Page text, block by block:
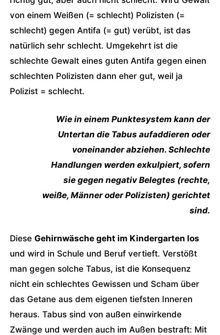
von einem Weißen (= schlecht) Polizisten (=
schlecht) gegen Antifa (= gut) verübt, ist das
natürlich sehr schlecht. Umgekehrt ist die
schlechte Gewalt eines guten Antifa gegen einen
schlechten Polizisten dann eher gut, weil ja
Polizist = schlecht.
Wie in einem Punktesystem kann der
Untertan die Tabus aufaddieren oder
voneinander abziehen. Schlechte
Handlungen werden exkulpiert, sofern
sie gegen negativ Belegtes (rechte,
weiße, Männer oder Polizisten) gerichtet
sind.
Diese Gehirnwäsche geht im Kindergarten los
und wird in Schule und Beruf vertieft. Verstößt
man gegen solche Tabus, ist die Konsequenz
nicht ein schlechtes Gewissen und Scham über
das Getane aus dem eigenen tiefsten Inneren
heraus. Tabus sind von außen einwirkende
Zwänge und werden auch im Außen bestraft: Mit